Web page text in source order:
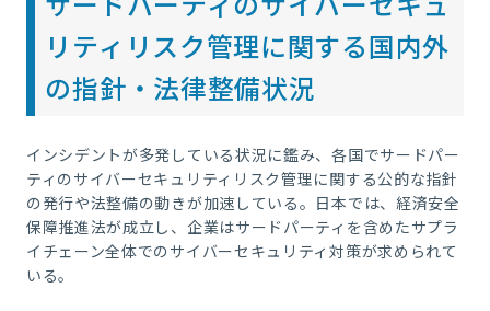
リティリスク管理に関する国内外
の指針・法律整備状況
インシデントが多発している状況に鑑み、各国でサードパー
ティのサイバーセキュリティリスク管理に関する公的な指針
の発行や法整備の動きが加速している。日本では、経済安全
保障推進法が成立し、企業はサードパーティを含めたサプラ
イチェーン全体でのサイバーセキュリティ対策が求められて
いる。